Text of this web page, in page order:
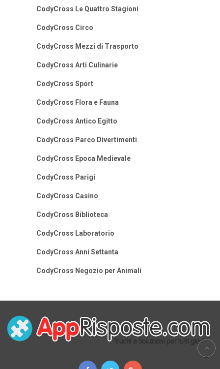
CodyCross Le Quattro Stagioni
CodyCross Circo
CodyCross Mezzi di Trasporto
CodyCross Arti Culinarie
CodyCross Sport
CodyCross Flora e Fauna
CodyCross Antico Egitto
CodyCross Parco Divertimenti
CodyCross Epoca Medievale
CodyCross Parigi
CodyCross Casino
CodyCross Biblioteca
CodyCross Laboratorio
CodyCross Anni Settanta
CodyCross Negozio per Animali